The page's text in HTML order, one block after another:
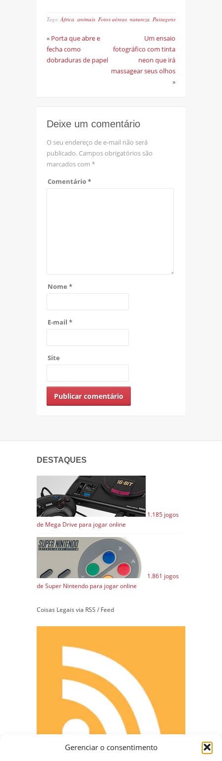
Gerenciar o consentimento
Tags:África, animais, Fotos aéreas, natureza, Paisagens
« Porta que abre e
fecha como
dobraduras de papel
Um ensaio
fotográfico com tinta
neon que irá
massagear seus olhos
»
Deixe um comentário
O seu endereço de e-mail não será
publicado. Campos obrigatórios são
marcados com *
Comentário*
Nome *
E-mail *
Site
DESTAQUES
1.185 jogos
de Mega Drive para jogar online
1.861 jogos
de Super Nintendo para jogar online
Coisas Legais via RSS / Feed